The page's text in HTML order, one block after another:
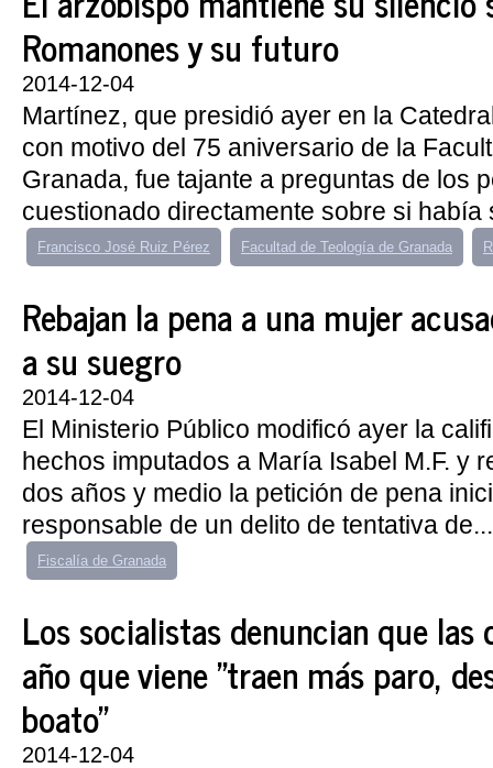
Romanones y su futuro
2014-12-04
Martínez, que presidió ayer en la
con motivo del 75 aniversario de la
Granada, fue tajante a preguntas de los
cuestionado directamente sobre si había
Francisco José Ruiz Pérez Facultad de Teología de Granada
Rebajan la pena a una mujer
a su suegro
2014-12-04
El Ministerio Público modificó ayer la
hechos imputados a María Isabel M.F. y
dos años y medio la petición de pena
responsable de un delito de tentativa de...
Fiscalía de Granada
Los socialistas denuncian que las
año que viene "traen más paro,
boato"
2014-12-04